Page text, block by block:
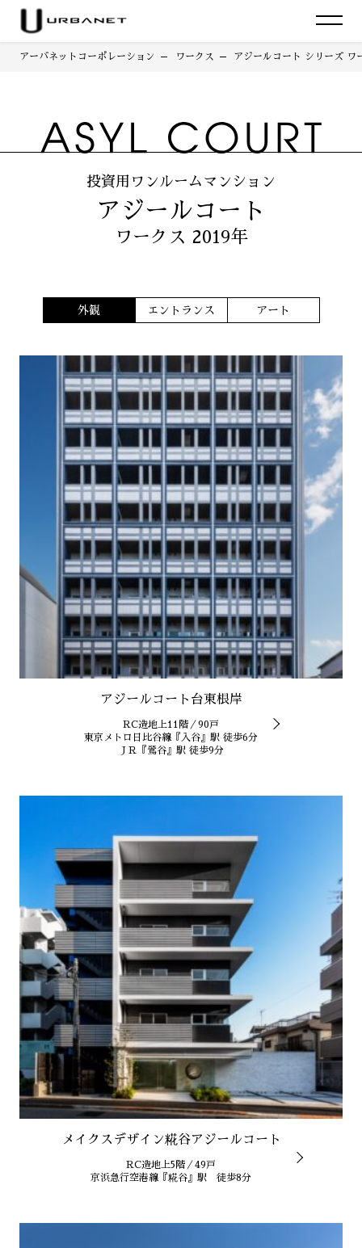
アーバネットコーポレーション ワークス アジールコート シリーズ ワ
投資用ワンルームマンション
アジールコート
ワークス 2019年
外観 エントランス アート
アジールコート台東根岸
RC造地上11階／90戸
東京メトロ日比谷線『入谷』駅 徒歩6分
ＪＲ『鶯谷』駅 徒歩9分
メイクスデザイン糀谷アジールコート
RC造地上5階／49戸
京浜急行空港線『糀谷』駅 徒歩8分